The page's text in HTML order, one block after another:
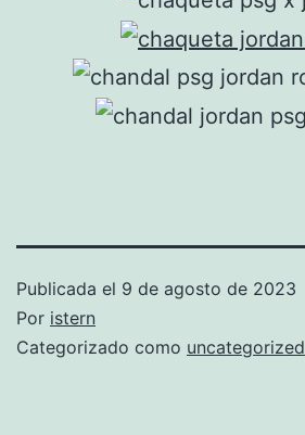
Publicada el 9 de agosto de 2023
Por istern
Categorizado como uncategorized